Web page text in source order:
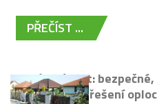
PŘEČÍST ...
Hliníkový plot:
bezúdržbové řešení